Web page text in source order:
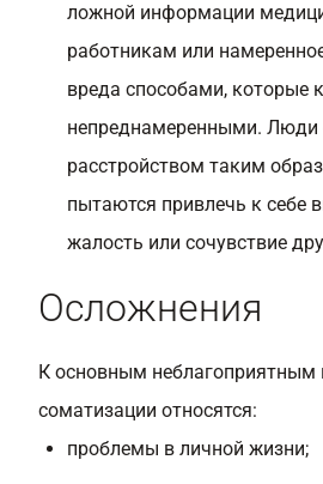
ложной информации
работникам или
вреда способами, которые
непреднамеренными. Люди
расстройством таким
пытаются привлечь к себе
жалость или сочувствие
Осложнения
К основным неблагоприятным
соматизации относятся:
проблемы в личной жизни;